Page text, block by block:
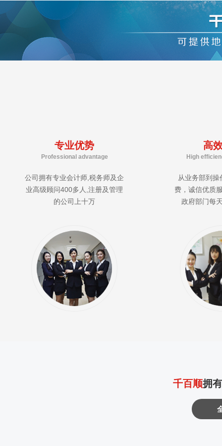
专业优势
Professional advantage
公司拥有专业会计师,税务师及企
业高级顾问400多人,注册及管理
的公司上十万
高
High
从业务部到操
费，诚信优质
政府部门每
千百顺拥有